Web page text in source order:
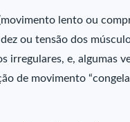
lento ou
ou tensão dos
irregulares, e, algumas
de movimento